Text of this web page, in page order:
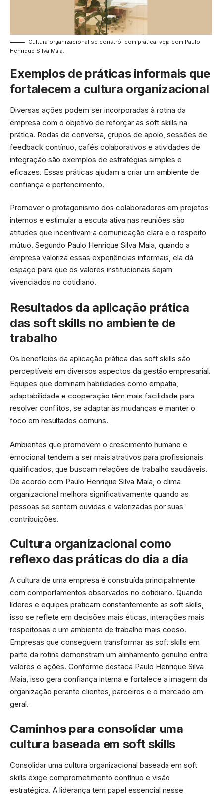
Cultura organizacional se constrói com prática: veja com Paulo
Henrique Silva Maia.
Exemplos de práticas informais que
fortalecem a cultura organizacional
Diversas ações podem ser incorporadas à rotina da
empresa com o objetivo de reforçar as soft skills na
prática. Rodas de conversa, grupos de apoio, sessões de
feedback contínuo, cafés colaborativos e atividades de
integração são exemplos de estratégias simples e
eficazes. Essas práticas ajudam a criar um ambiente de
confiança e pertencimento.
Promover o protagonismo dos colaboradores em projetos
internos e estimular a escuta ativa nas reuniões são
atitudes que incentivam a comunicação clara e o respeito
mútuo. Segundo Paulo Henrique Silva Maia, quando a
empresa valoriza essas experiências informais, ela dá
espaço para que os valores institucionais sejam
vivenciados no cotidiano.
Resultados da aplicação prática
das soft skills no ambiente de
trabalho
Os benefícios da aplicação prática das soft skills são
perceptíveis em diversos aspectos da gestão empresarial.
Equipes que dominam habilidades como empatia,
adaptabilidade e cooperação têm mais facilidade para
resolver conflitos, se adaptar às mudanças e manter o
foco em resultados comuns.
Ambientes que promovem o crescimento humano e
emocional tendem a ser mais atrativos para profissionais
qualificados, que buscam relações de trabalho saudáveis.
De acordo com Paulo Henrique Silva Maia, o clima
organizacional melhora significativamente quando as
pessoas se sentem ouvidas e valorizadas por suas
contribuições.
Cultura organizacional como
reflexo das práticas do dia a dia
A cultura de uma empresa é construída principalmente
com comportamentos observados no cotidiano. Quando
líderes e equipes praticam constantemente as soft skills,
isso se reflete em decisões mais éticas, interações mais
respeitosas e um ambiente de trabalho mais coeso.
Empresas que conseguem transformar as soft skills em
parte da rotina demonstram um alinhamento genuíno entre
valores e ações. Conforme destaca Paulo Henrique Silva
Maia, isso gera confiança interna e fortalece a imagem da
organização perante clientes, parceiros e o mercado em
geral.
Caminhos para consolidar uma
cultura baseada em soft skills
Consolidar uma cultura organizacional baseada em soft
skills exige comprometimento contínuo e visão
estratégica. A liderança tem papel essencial nesse